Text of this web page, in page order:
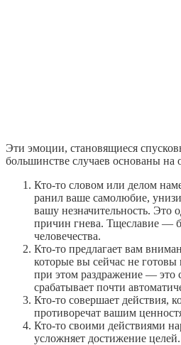
Эти эмоции, становящиеся
большинстве случаев основаны на
Кто-то словом или делом
ранил ваше самолюбие,
вашу незначительность. Это
причин гнева. Тщеславие —
человечества.
Кто-то предлагает вам
которые вы сейчас не
при этом раздражение — это
срабатывает почти
Кто-то совершает действия,
противоречат вашим
Кто-то своими действиями
усложняет достижение целей.